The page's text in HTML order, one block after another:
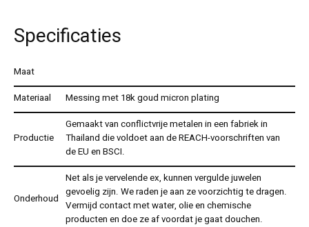
Specificaties
Maat
Materiaal
Messing met 18k goud micron plating
Productie
Gemaakt van conflictvrije metalen in een fabriek in
Thailand die voldoet aan de REACH-voorschriften van
de EU en BSCI.
Onderhoud
Net als je vervelende ex, kunnen vergulde juwelen
gevoelig zijn. We raden je aan ze voorzichtig te dragen.
Vermijd contact met water, olie en chemische
producten en doe ze af voordat je gaat douchen.